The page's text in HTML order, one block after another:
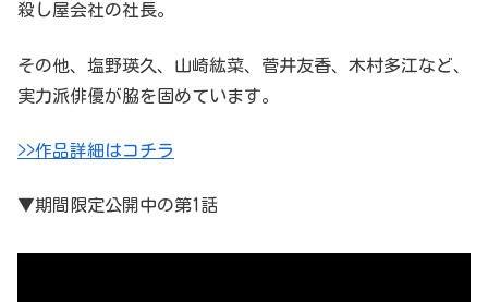
殺し屋会社の社長。
その他、塩野瑛久、山崎紘菜、菅井友香、木村多江など、
実力派俳優が脇を固めています。
>>作品詳細はコチラ
▼期間限定公開中の第1話